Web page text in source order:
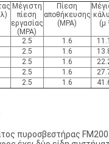
Μέγιστη
πίεση
εργασίας
(MPA)
Πίεση
αποθήκευσης
(MPA)
(μ
2.5 1.6
2.5 1.6
2.5 1.6
2.5 1.6
2.5 1.6
πυροσβεστήρας